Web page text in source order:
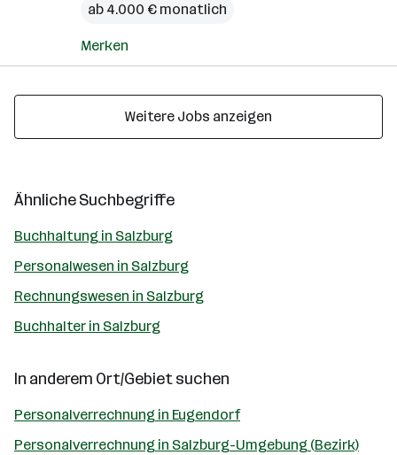
ab 4.000 € monatlich
Merken
Weitere Jobs anzeigen
Ähnliche Suchbegriffe
Buchhaltung in Salzburg
Personalwesen in Salzburg
Rechnungswesen in Salzburg
Buchhalter in Salzburg
In anderem Ort/Gebiet suchen
Personalverrechnung in Eugendorf
Personalverrechnung in Salzburg-Umgebung (Bezirk)